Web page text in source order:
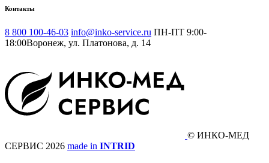
Контакты
8 800 100-46-03 info@inko-service.ru ПН-ПТ 9:00-
18:00Воронеж, ул. Платонова, д. 14
© ИНКО-МЕД
СЕРВИС 2026 made in INTRID